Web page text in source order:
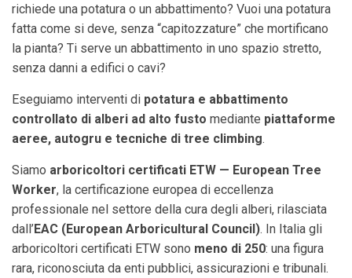
richiede una potatura o un abbattimento? Vuoi una potatura
fatta come si deve, senza “capitozzature” che mortificano
la pianta? Ti serve un abbattimento in uno spazio stretto,
senza danni a edifici o cavi?
Eseguiamo interventi di potatura e abbattimento
controllato di alberi ad alto fusto mediante piattaforme
aeree, autogru e tecniche di tree climbing.
Siamo arboricoltori certificati ETW — European Tree
Worker, la certificazione europea di eccellenza
professionale nel settore della cura degli alberi, rilasciata
dall’EAC (European Arboricultural Council). In Italia gli
arboricoltori certificati ETW sono meno di 250: una figura
rara, riconosciuta da enti pubblici, assicurazioni e tribunali.